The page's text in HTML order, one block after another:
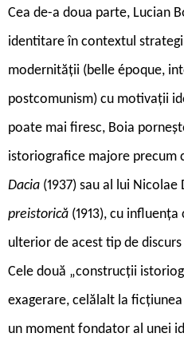
Cea de-a doua parte, Lucian
identitare în contextul
modernității (belle époque,
postcomunism) cu motivații
poate mai firesc, Boia
istoriografice majore precum
Dacia (1937) sau al lui Nicolae
preistorică (1913), cu
ulterior de acest tip de
Cele două „construcții
exagerare, celălalt la
un moment fondator al unei